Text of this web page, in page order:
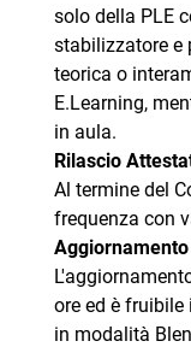
solo della PLE
stabilizzatore e
teorica o
E.Learning,
in aula.
Rilascio
Al termine del
frequenza con
Aggiornamento
ore ed è
in modalità